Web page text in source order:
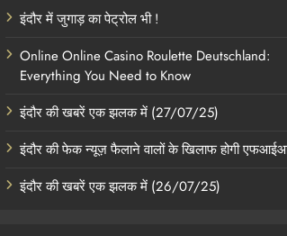
इंदौर में जुगाड़ का पेट्रोल भी !
Online Online Casino Roulette Deutschland:
Everything You Need to Know
इंदौर की खबरें एक झलक में (27/07/25)
इंदौर की फेक न्यूज़ फैलाने वालों के खिलाफ होगी
इंदौर की खबरें एक झलक में (26/07/25)